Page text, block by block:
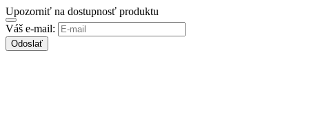
Upozorniť na dostupnosť produktu
Váš e-mail:
Odoslať